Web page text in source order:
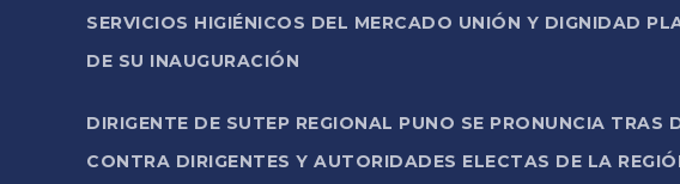
SERVICIOS HIGIÉNICOS DEL MERCADO UNIÓN Y DIGNIDAD
DE SU INAUGURACIÓN
DIRIGENTE DE SUTEP REGIONAL PUNO SE PRONUNCIA
CONTRA DIRIGENTES Y AUTORIDADES ELECTAS DE LA